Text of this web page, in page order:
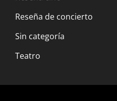
Reseña de concierto
Sin categoría
Teatro